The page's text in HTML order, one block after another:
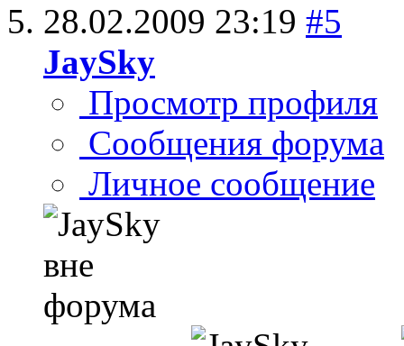
28.02.2009 23:19 #5
JaySky
Просмотр профиля
Сообщения форума
Личное сообщение